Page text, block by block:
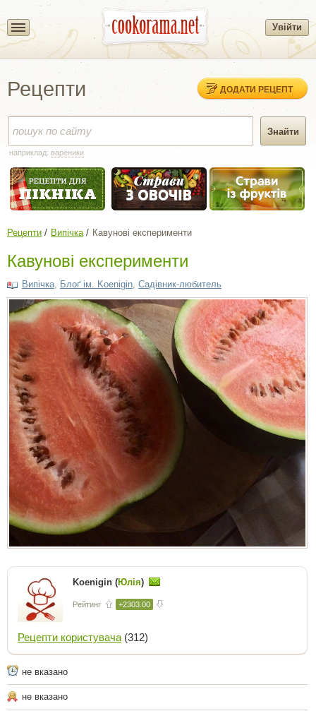
Увійти
Рецепти ДОДАТИ РЕЦЕПТ
наприклад: вареники
Рецепти Випічка Кавунові експерименти
Кавунові експерименти
Випічка Блоґ ім. Koenigin Садівник-любитель
Koenigin (Юлія)
Рейтинг +2303.00
Рецепти користувача (312)
не вказано
не вказано